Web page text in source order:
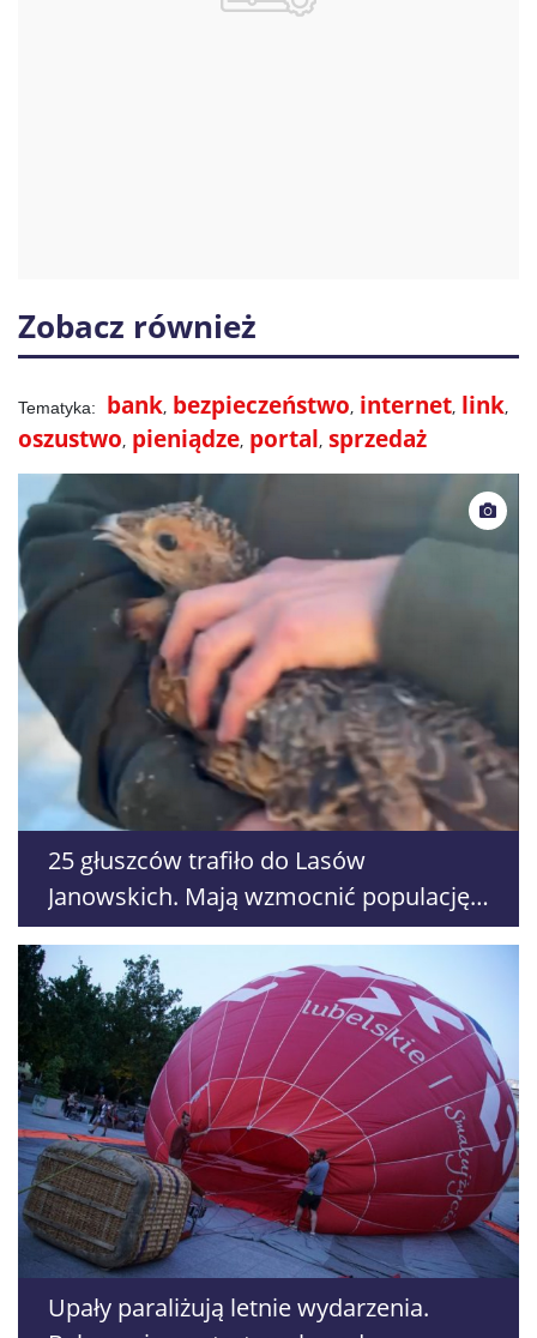
Zobacz również
bank bezpieczeństwo internet link
oszustwo pieniądze portal sprzedaż
25 głuszców trafiło do Lasów
Janowskich. Mają wzmocnić populację
zagrożonego gatunku
Upały paraliżują letnie wydarzenia.